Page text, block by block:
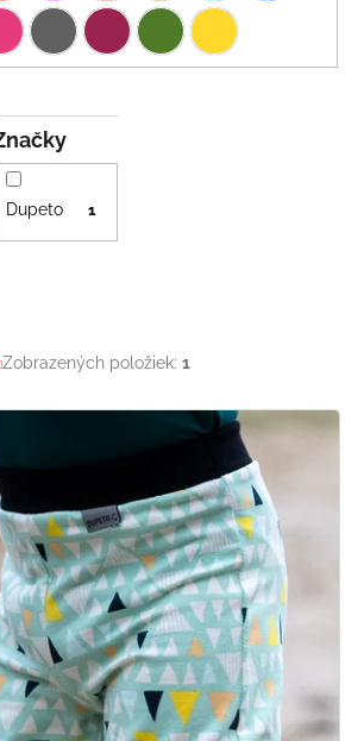
Značky
Dupeto 1
Zobrazených položiek: 1